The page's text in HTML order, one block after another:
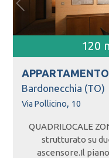
120
Bardonecchia (TO)
Via Pollicino, 10
QUADRILOCALE
strutturato su
ascensore.Il